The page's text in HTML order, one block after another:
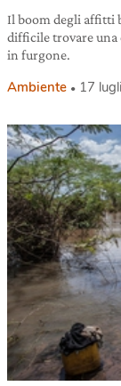
Il boom degli affitti
difficile trovare una
in furgone.
Ambiente 17